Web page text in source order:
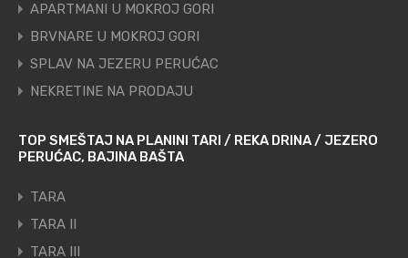
APARTMANI U MOKROJ GORI
BRVNARE U MOKROJ GORI
SPLAV NA JEZERU PERUĆAC
NEKRETINE NA PRODAJU
TOP SMEŠTAJ NA PLANINI TARI / REKA DRINA / JEZERO
PERUĆAC, BAJINA BAŠTA
TARA
TARA II
TARA III